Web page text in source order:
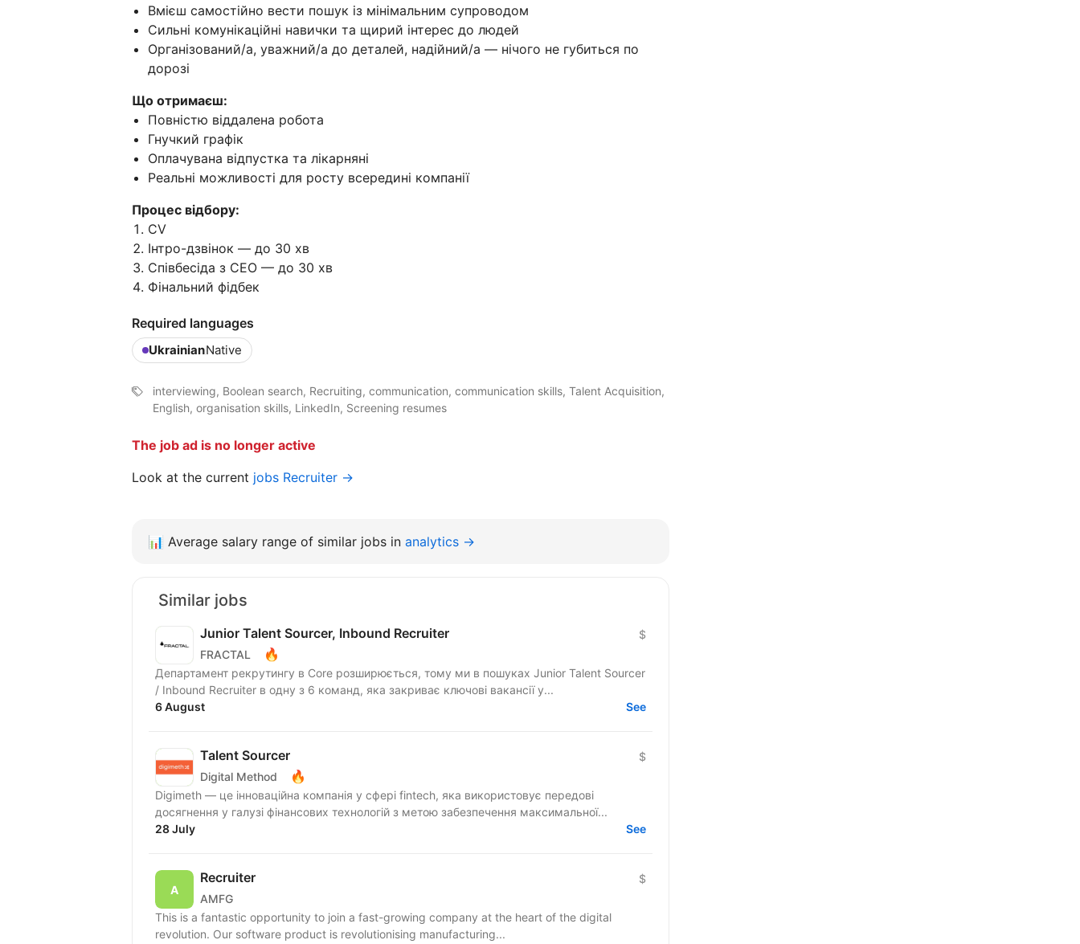
Вмієш самостійно вести пошук із мінімальним супроводом
Сильні комунікаційні навички та щирий інтерес до людей
Організований/а, уважний/а до деталей, надійний/а — нічого не губиться по
дорозі
Що отримаєш:
Повністю віддалена робота
Гнучкий графік
Оплачувана відпустка та лікарняні
Реальні можливості для росту всередині компанії
Процес відбору:
CV
Інтро-дзвінок — до 30 хв
Співбесіда з CEO — до 30 хв
Фінальний фідбек
Required languages
UkrainianNative
interviewing, Boolean search, Recruiting, communication, communication skills, Talent Acquisition,
English, organisation skills, LinkedIn, Screening resumes
The job ad is no longer active
Look at the current jobs Recruiter →
📊 Average salary range of similar jobs in analytics →
Similar jobs
Junior Talent Sourcer, Inbound Recruiter
FRACTAL 🔥
$
Департамент рекрутингу в Core розширюється, тому ми в пошуках Junior Talent Sourcer
/ Inbound Recruiter в одну з 6 команд, яка закриває ключові вакансії у...
6 August
See
Talent Sourcer
Digital Method 🔥
$
Digimeth — це інноваційна компанія у сфері fintech, яка використовує передові
досягнення у галузі фінансових технологій з метою забезпечення максимальної...
28 July
See
Recruiter
AMFG
$
This is a fantastic opportunity to join a fast-growing company at the heart of the digital
revolution. Our software product is revolutionising manufacturing...